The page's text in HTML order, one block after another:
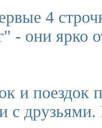
4
- они ярко
и поездок
с